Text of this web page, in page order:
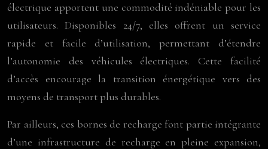
électrique apportent une commodité indéniable pour les
utilisateurs. Disponibles 24/7, elles offrent un service
rapide et facile d’utilisation, permettant d’étendre
l’autonomie des véhicules électriques. Cette facilité
d’accès encourage la transition énergétique vers des
moyens de transport plus durables.
Par ailleurs, ces bornes de recharge font partie intégrante
d’une infrastructure de recharge en pleine expansion,